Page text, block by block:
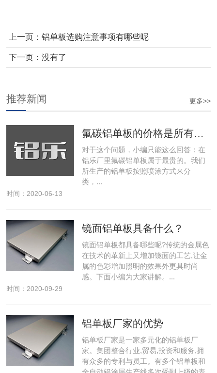
上一页： 铝单板选购注意事项有哪些呢
下一页：没有了
更多>>
推荐新闻
氟碳铝单板的价格是所有当中最贵的吗
对于这个问题，小编只能这么回答：在
铝乐厂里氟碳铝单板属于最贵的。我们
所生产的铝单板按照喷涂方式来分
类，...
时间：2020-06-13
镜面铝单板具备什么？
镜面铝单板都具备哪些呢?传统的金属色
在技术的革新上又增加镜面的工艺,让金
属的色彩增加照明的效果外更具时尚
感。下面小编为大家讲解。...
时间：2020-09-29
铝单板厂家的优势
铝单板厂家是一家多元化的铝单板厂
家。集团整合行业,贸易,投资和服务,拥
有众多的专利与员工。有多个铝单板和